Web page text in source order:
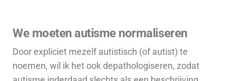
We moeten autisme normaliseren
Door expliciet mezelf autistisch (of autist) te
noemen, wil ik het ook depathologiseren, zodat